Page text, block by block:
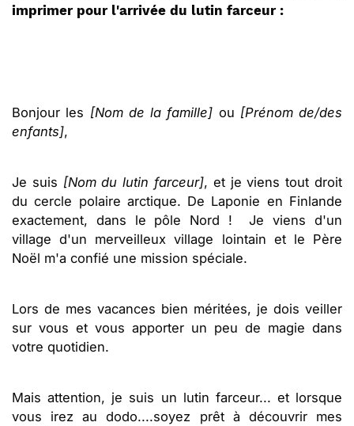
imprimer pour l'arrivée du lutin farceur :
Bonjour les [Nom de la famille] ou [Prénom de/des
enfants],
Je suis [Nom du lutin farceur], et je viens tout droit
du cercle polaire arctique. De Laponie en Finlande
exactement, dans le pôle Nord ! Je viens d'un
village d'un merveilleux village lointain et le Père
Noël m'a confié une mission spéciale.
Lors de mes vacances bien méritées, je dois veiller
sur vous et vous apporter un peu de magie dans
votre quotidien.
Mais attention, je suis un lutin farceur... et lorsque
vous irez au dodo....soyez prêt à découvrir mes